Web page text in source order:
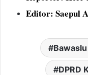
Editor: Saepul
DPRD